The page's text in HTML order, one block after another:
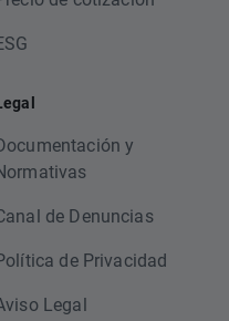
y
de Denuncias
de Privacidad
Legal